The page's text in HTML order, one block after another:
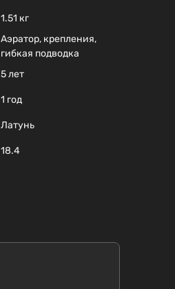
1.51 кг
Аэратор, крепления,
гибкая подводка
5 лет
1 год
Латунь
18.4